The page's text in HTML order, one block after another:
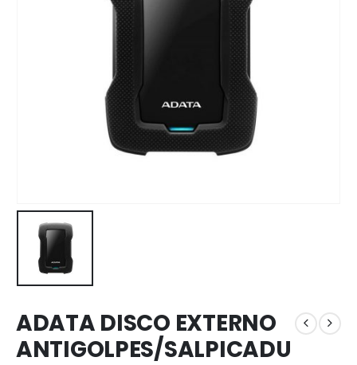
ADATA DISCO EXTERNO
ANTIGOLPES/SALPICADU